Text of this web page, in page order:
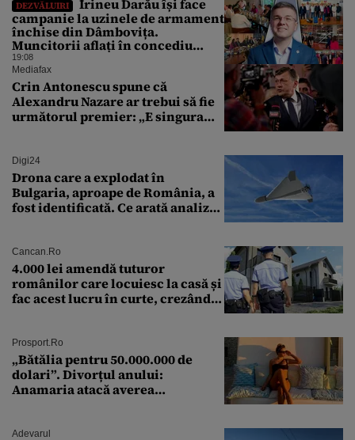
DEZVĂLUIRI
Irineu Darău își face
campanie la uzinele de armament
închise din Dâmbovița.
Muncitorii aflați în concediu
forțat din cauza lipsei comenzilor
au fost chemați de acasă pentru a
da mâna cu Ministrul Economiei
19:08
Mediafax
Crin Antonescu spune că
Alexandru Nazare ar trebui să fie
următorul premier: „E singura
Digi24
Drona care a explodat în
Bulgaria, aproape de România, a
fost identificată. Ce arată analiza
Cancan.ro
4.000 lei amendă tuturor
românilor care locuiesc la casă și
fac acest lucru în curte, crezând
Prosport.ro
„Bătălia pentru 50.000.000 de
dolari”. Divorțul anului:
Anamaria atacă averea
Adevarul